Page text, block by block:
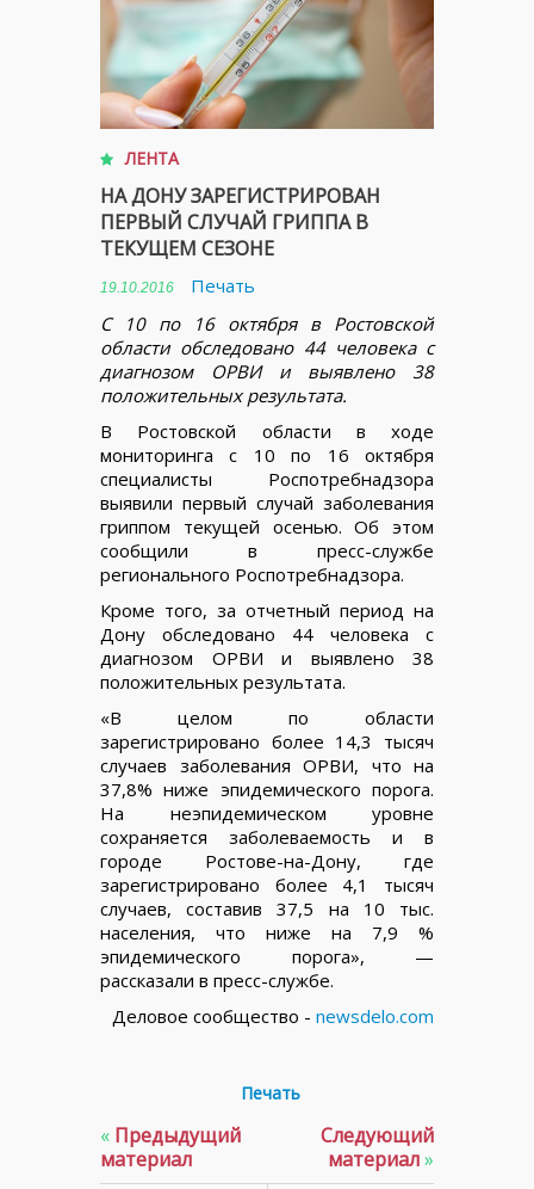
ЛЕНТА
НА ДОНУ ЗАРЕГИСТРИРОВАН
ПЕРВЫЙ СЛУЧАЙ ГРИППА В
ТЕКУЩЕМ СЕЗОНЕ
19.10.2016
Печать
С 10 по 16 октября в Ростовской
области обследовано 44 человека с
диагнозом ОРВИ и выявлено 38
положительных результата.
В Ростовской области в ходе
мониторинга с 10 по 16 октября
специалисты Роспотребнадзора
выявили первый случай заболевания
гриппом текущей осенью. Об этом
сообщили в пресс-службе
регионального Роспотребнадзора.
Кроме того, за отчетный период на
Дону обследовано 44 человека с
диагнозом ОРВИ и выявлено 38
положительных результата.
«В целом по области
зарегистрировано более 14,3 тысяч
случаев заболевания ОРВИ, что на
37,8% ниже эпидемического порога.
На неэпидемическом уровне
сохраняется заболеваемость и в
городе Ростове-на-Дону, где
зарегистрировано более 4,1 тысяч
случаев, составив 37,5 на 10 тыс.
населения, что ниже на 7,9 %
эпидемического порога», —
рассказали в пресс-службе.
Деловое сообщество - newsdelo.com
Печать
« Предыдущий
материал
Следующий
материал»